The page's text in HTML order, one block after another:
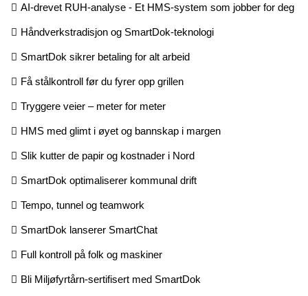
AI-drevet RUH-analyse - Et HMS-system som jobber for deg
Håndverkstradisjon og SmartDok-teknologi
SmartDok sikrer betaling for alt arbeid
Få stålkontroll før du fyrer opp grillen
Tryggere veier – meter for meter
HMS med glimt i øyet og bannskap i margen
Slik kutter de papir og kostnader i Nord
SmartDok optimaliserer kommunal drift
Tempo, tunnel og teamwork
SmartDok lanserer SmartChat
Full kontroll på folk og maskiner
Bli Miljøfyrtårn-sertifisert med SmartDok